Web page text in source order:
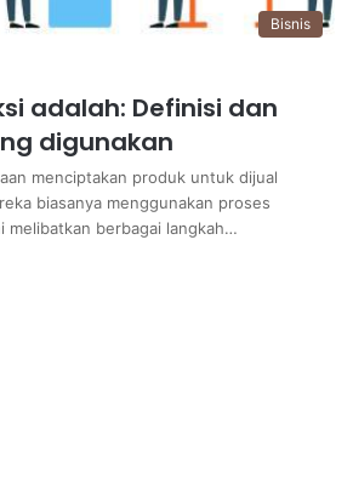
Bisnis
adalah: Definisi dan
digunakan
menciptakan produk untuk dijual
biasanya menggunakan proses
melibatkan berbagai langkah…